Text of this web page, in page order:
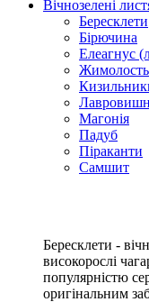
Вічнозелені
Бересклети
Бірючина
Елеагнус
Жимолость
Магонія
Падуб
Піраканти
Самшит
Бересклети -
високорослі
популярністю
оригінальним